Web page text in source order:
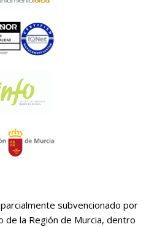
subvencionado por
la Región de Murcia, dentro